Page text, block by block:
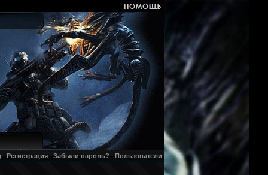
Регистрация Забыли пароль? Пользователи